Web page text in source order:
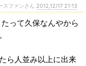
ファンさん 2012,12/17 21:13
って久保なんやから
ら人並み以上に出来